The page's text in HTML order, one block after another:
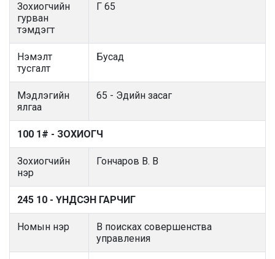
Зохиогчийн
гурван
тэмдэгт
Г 65
Нэмэлт
тусгалт
Бусад
Мэдлэгийн
ялгаа
65 - Эдийн засаг
100 1# - ЗОХИОГЧ
Зохиогчийн
нэр
Гончаров В. В
245 10 - ҮНДСЭН ГАРЧИГ
Номын нэр
В поисках совершенства
управления